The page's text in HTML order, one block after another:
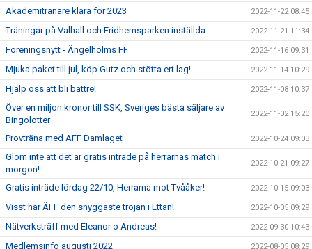
Akademitränare klara för 2023 2022-11-22 08:45
Träningar på Valhall och Fridhemsparken inställda 2022-11-21 11:34
Föreningsnytt - Ängelholms FF 2022-11-16 09:31
Mjuka paket till jul, köp Gutz och stötta ert lag! 2022-11-14 10:29
Hjälp oss att bli bättre! 2022-11-08 10:37
Över en miljon kronor till SSK, Sveriges bästa säljare av
Bingolotter
2022-11-02 15:20
Provträna med ÄFF Damlaget 2022-10-24 09:03
Glöm inte att det är gratis inträde på herrarnas match i
morgon!
2022-10-21 09:27
Gratis inträde lördag 22/10, Herrarna mot Tvååker! 2022-10-15 09:03
Visst har ÄFF den snyggaste tröjan i Ettan! 2022-10-05 09:29
Nätverksträff med Eleanor o Andreas! 2022-09-30 10:43
Medlemsinfo augusti 2022 2022-08-05 08:29